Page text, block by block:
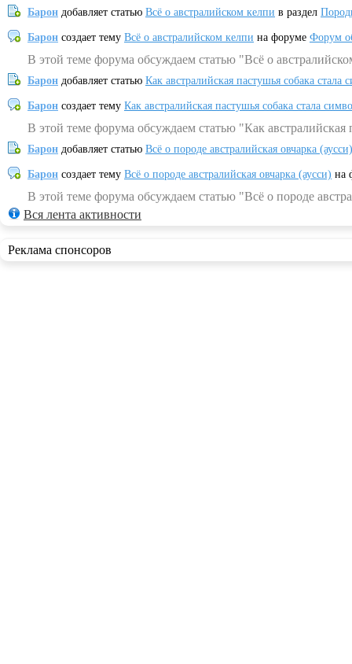
Барон добавляет статью Всё о австралийском келпи в раздел
Барон создает тему Всё о австралийском келпи на форуме Форум
В этой теме форума обсуждаем статью "Всё о
Барон добавляет статью Как австралийская пастушья собака
Барон создает тему Как австралийская пастушья собака стала
В этой теме форума обсуждаем статью "Как
Барон добавляет статью Всё о породе австралийская овчарка (аусси)
Барон создает тему Всё о породе австралийская овчарка (аусси) на
В этой теме форума обсуждаем статью "Всё о породе
Вся лента активности
Реклама спонсоров